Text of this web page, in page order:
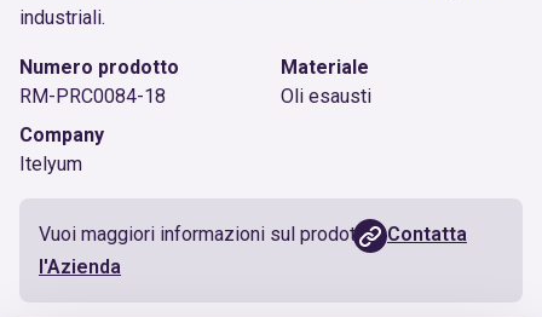
industriali.
Numero prodotto
RM-PRC0084-18
Materiale
Oli esausti
Company
Itelyum
Vuoi maggiori informazioni sul prodotto? Contatta
l'Azienda